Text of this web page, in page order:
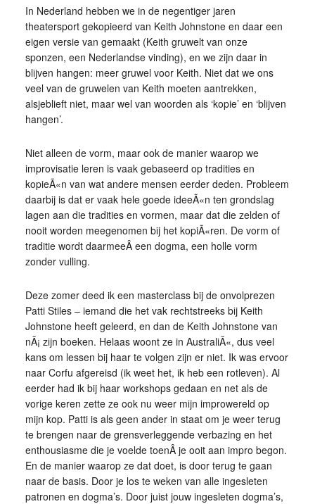
In Nederland hebben we in de negentiger jaren
theatersport gekopieerd van Keith Johnstone en daar een
eigen versie van gemaakt (Keith gruwelt van onze
sponzen, een Nederlandse vinding), en we zijn daar in
blijven hangen: meer gruwel voor Keith. Niet dat we ons
veel van de gruwelen van Keith moeten aantrekken,
alsjeblieft niet, maar wel van woorden als ‘kopie’ en ‘blijven
hangen’.
Niet alleen de vorm, maar ook de manier waarop we
improvisatie leren is vaak gebaseerd op tradities en
kopieÃ«n van wat andere mensen eerder deden. Probleem
daarbij is dat er vaak hele goede ideeÃ«n ten grondslag
lagen aan die tradities en vormen, maar dat die zelden of
nooit worden meegenomen bij het kopiÃ«ren. De vorm of
traditie wordt daarmeeÂ een dogma, een holle vorm
zonder vulling.
Deze zomer deed ik een masterclass bij de onvolprezen
Patti Stiles – iemand die het vak rechtstreeks bij Keith
Johnstone heeft geleerd, en dan de Keith Johnstone van
nÃ¡ zijn boeken. Helaas woont ze in AustraliÃ«, dus veel
kans om lessen bij haar te volgen zijn er niet. Ik was ervoor
naar Corfu afgereisd (ik weet het, ik heb een rotleven). Al
eerder had ik bij haar workshops gedaan en net als de
vorige keren zette ze ook nu weer mijn improwereld op
mijn kop. Patti is als geen ander in staat om je weer terug
te brengen naar de grensverleggende verbazing en het
enthousiasme die je voelde toenÂ je ooit aan impro begon.
En de manier waarop ze dat doet, is door terug te gaan
naar de basis. Door je los te weken van alle ingesleten
patronen en dogma’s. Door juist jouw ingesleten dogma’s,